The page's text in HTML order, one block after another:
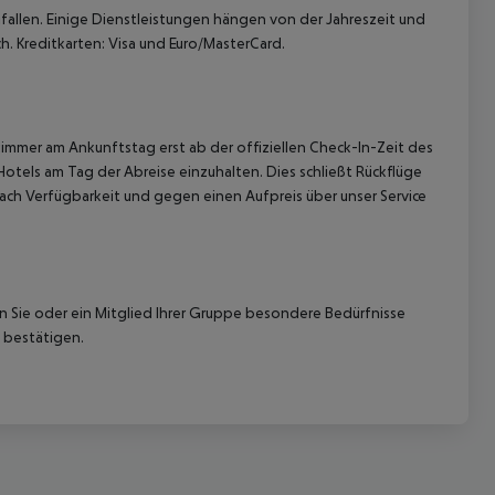
Einige Dienstleistungen hängen von der Jahreszeit und
Kreditkarten: Visa und Euro/MasterCard.
am Ankunftstag erst ab der offiziellen Check-In-Zeit des
am Tag der Abreise einzuhalten. Dies schließt Rückflüge
Verfügbarkeit und gegen einen Aufpreis über unser Service
oder ein Mitglied Ihrer Gruppe besondere Bedürfnisse
bestätigen.
akzeptieren